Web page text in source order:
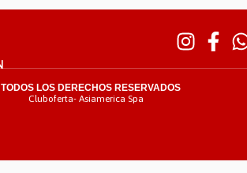
LOS DERECHOS RESERVADOS
Cluboferta- Asiamerica Spa